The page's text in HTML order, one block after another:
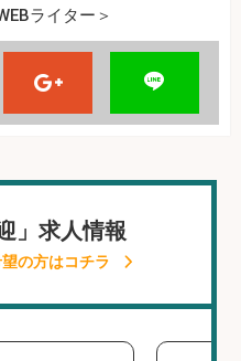
ライター＞
」求人情報
の方はコチラ